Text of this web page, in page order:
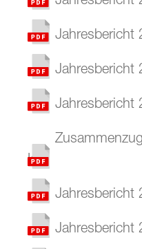
Jahresbericht
Jahresbericht
Jahresbericht
KB)
Jahresbericht
Jahresbericht